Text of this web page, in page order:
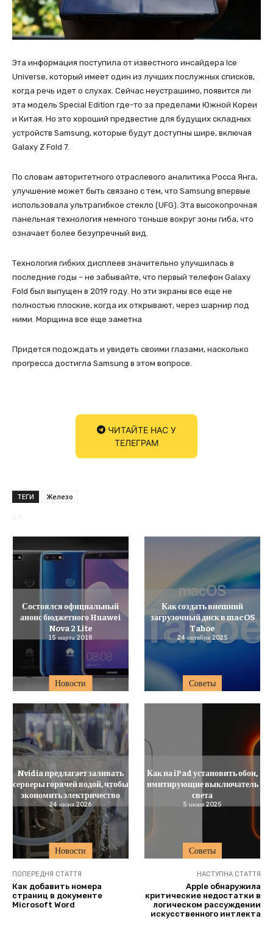
Эта информация поступила от известного инсайдера Ice
Universe, который имеет один из лучших послужных списков,
когда речь идет о слухах. Сейчас неустрашимо, появится ли
эта модель Special Edition где-то за пределами Южной Кореи
и Китая. Но это хороший предвестие для будущих складных
устройств Samsung, которые будут доступны шире, включая
Galaxy Z Fold 7.
По словам авторитетного отраслевого аналитика Росса Янга,
улучшение может быть связано с тем, что Samsung впервые
использовала ультрагибкое стекло (UFG). Эта высокопрочная
панельная технология немного тоньше вокруг зоны гиба, что
означает более безупречный вид.
Технология гибких дисплеев значительно улучшилась в
последние годы – не забывайте, что первый телефон Galaxy
Fold был выпущен в 2019 году. Но эти экраны все еще не
полностью плоские, когда их открывают, через шарнир под
ними. Морщина все еще заметна
Придется подождать и увидеть своими глазами, насколько
прогресса достигла Samsung в этом вопросе.
ЧИТАЙТЕ НАС У
ТЕЛЕГРАМ
ТЕГИ Железо
Новости
Состоялся официальный
анонс бюджетного Huawei
Nova 2 Lite
15 марта 2018
Советы
Как создать внешний
загрузочный диск в macOS
Tahoe
24 октября 2025
Новости
Nvidia предлагает заливать
серверы горячей водой, чтобы
экономить электричество
24 июня 2026
Советы
Как на iPad установить обои,
имитирующие выключатель
света
5 июня 2025
ПОПЕРЕДНЯ СТАТТЯ
Как добавить номера
страниц в документе
Microsoft Word
НАСТУПНА СТАТТЯ
Apple обнаружила
критические недостатки в
логическом рассуждении
искусственного интлекта